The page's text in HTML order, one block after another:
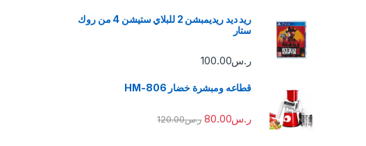
ريد ديد ريديمبشن 2 للبلاي ستيشن 4 من روك
ستار
ر.س100.00
قطاعه ومبشرة خضار HM-806
ر.س80.00 ر.س120.00